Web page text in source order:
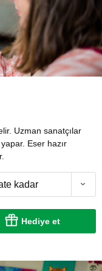
Uzman sanatçılar
Eser hazır
kadar
Hediye et